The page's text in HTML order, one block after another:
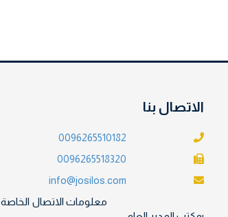
الاتصال بنا
0096265510182
0096265518320
info@josilos.com
معلومات الاتصال الخاصة